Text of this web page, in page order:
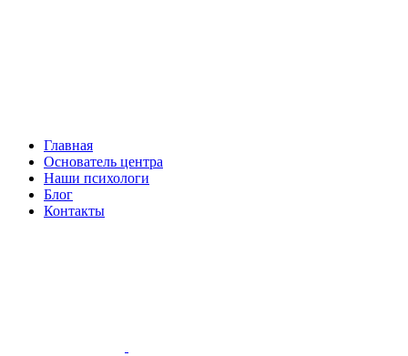
Главная
Основатель центра
Наши психологи
Блог
Контакты